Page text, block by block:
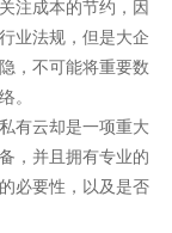
注成本的节约，因
业法规，但是大企
，不可能将重要数
。
有云却是一项重大
，并且拥有专业的
必要性，以及是否